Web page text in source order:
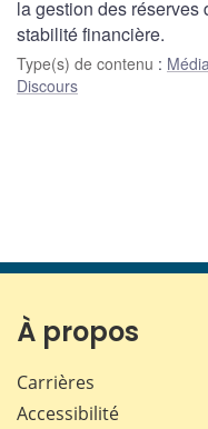
la gestion des réserves
stabilité financière.
Type(s) de contenu :
Discours
À propos
Carrières
Accessibilité